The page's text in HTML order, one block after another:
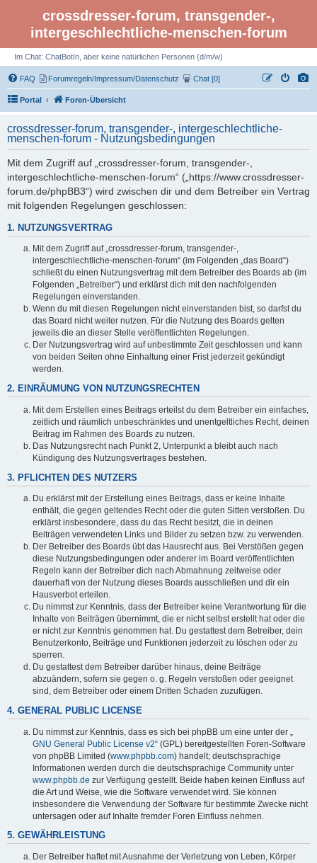
crossdresser-forum, transgender-,
intergeschlechtliche-menschen-forum
Im Chat: ChatBotIn, aber keine natürlichen Personen (d/m/w)
FAQ Forumregeln/Impressum/Datenschutz Chat [0]
Portal Foren-Übersicht
crossdresser-forum, transgender-, intergeschlechtliche-
menschen-forum - Nutzungsbedingungen
Mit dem Zugriff auf „crossdresser-forum, transgender-,
intergeschlechtliche-menschen-forum“ („https://www.crossdresser-
forum.de/phpBB3“) wird zwischen dir und dem Betreiber ein Vertrag
mit folgenden Regelungen geschlossen:
1. NUTZUNGSVERTRAG
Mit dem Zugriff auf „crossdresser-forum, transgender-,
intergeschlechtliche-menschen-forum“ (im Folgenden „das Board“)
schließt du einen Nutzungsvertrag mit dem Betreiber des Boards ab (im
Folgenden „Betreiber“) und erklärst dich mit den nachfolgenden
Regelungen einverstanden.
Wenn du mit diesen Regelungen nicht einverstanden bist, so darfst du
das Board nicht weiter nutzen. Für die Nutzung des Boards gelten
jeweils die an dieser Stelle veröffentlichten Regelungen.
Der Nutzungsvertrag wird auf unbestimmte Zeit geschlossen und kann
von beiden Seiten ohne Einhaltung einer Frist jederzeit gekündigt
werden.
2. EINRÄUMUNG VON NUTZUNGSRECHTEN
Mit dem Erstellen eines Beitrags erteilst du dem Betreiber ein einfaches,
zeitlich und räumlich unbeschränktes und unentgeltliches Recht, deinen
Beitrag im Rahmen des Boards zu nutzen.
Das Nutzungsrecht nach Punkt 2, Unterpunkt a bleibt auch nach
Kündigung des Nutzungsvertrages bestehen.
3. PFLICHTEN DES NUTZERS
Du erklärst mit der Erstellung eines Beitrags, dass er keine Inhalte
enthält, die gegen geltendes Recht oder die guten Sitten verstoßen. Du
erklärst insbesondere, dass du das Recht besitzt, die in deinen
Beiträgen verwendeten Links und Bilder zu setzen bzw. zu verwenden.
Der Betreiber des Boards übt das Hausrecht aus. Bei Verstößen gegen
diese Nutzungsbedingungen oder anderer im Board veröffentlichten
Regeln kann der Betreiber dich nach Abmahnung zeitweise oder
dauerhaft von der Nutzung dieses Boards ausschließen und dir ein
Hausverbot erteilen.
Du nimmst zur Kenntnis, dass der Betreiber keine Verantwortung für die
Inhalte von Beiträgen übernimmt, die er nicht selbst erstellt hat oder die
er nicht zur Kenntnis genommen hat. Du gestattest dem Betreiber, dein
Benutzerkonto, Beiträge und Funktionen jederzeit zu löschen oder zu
sperren.
Du gestattest dem Betreiber darüber hinaus, deine Beiträge
abzuändern, sofern sie gegen o. g. Regeln verstoßen oder geeignet
sind, dem Betreiber oder einem Dritten Schaden zuzufügen.
4. GENERAL PUBLIC LICENSE
Du nimmst zur Kenntnis, dass es sich bei phpBB um eine unter der „
GNU General Public License v2“ (GPL) bereitgestellten Foren-Software
von phpBB Limited (www.phpbb.com) handelt; deutschsprachige
Informationen werden durch die deutschsprachige Community unter
www.phpbb.de zur Verfügung gestellt. Beide haben keinen Einfluss auf
die Art und Weise, wie die Software verwendet wird. Sie können
insbesondere die Verwendung der Software für bestimmte Zwecke nicht
untersagen oder auf Inhalte fremder Foren Einfluss nehmen.
5. GEWÄHRLEISTUNG
Der Betreiber haftet mit Ausnahme der Verletzung von Leben, Körper